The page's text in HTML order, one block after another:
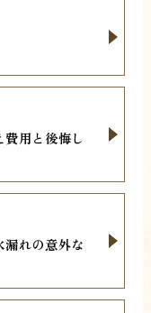
用と後悔し
れの意外な